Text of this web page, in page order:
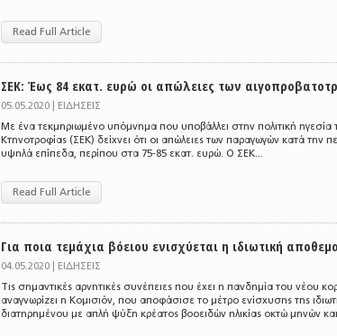
Read Full Article
ΣΕΚ: Έως 84 εκατ. ευρώ οι απώλειες των
05.05.2020 | ΕΙΔΗΣΕΙΣ
Με ένα τεκμηριωμένο υπόμνημα που υποβάλλει στην πολιτική
Κτηνοτροφίας (ΣΕΚ) δείχνει ότι οι απώλειες των παραγωγών κατά την
υψηλά επίπεδα, περίπου στα 75-85 εκατ. ευρώ. Ο ΣΕΚ...
Read Full Article
Για ποια τεμάχια βόειου ενισχύεται η ιδιωτική
04.05.2020 | ΕΙΔΗΣΕΙΣ
Τις σημαντικές αρνητικές συνέπειες που έχει η πανδημία του νέου
αναγνωρίζει η Κομισιόν, που αποφάσισε το μέτρο ενίσχυσης της
διατηρημένου με απλή ψύξη κρέατος βοοειδών ηλικίας οκτώ μηνών